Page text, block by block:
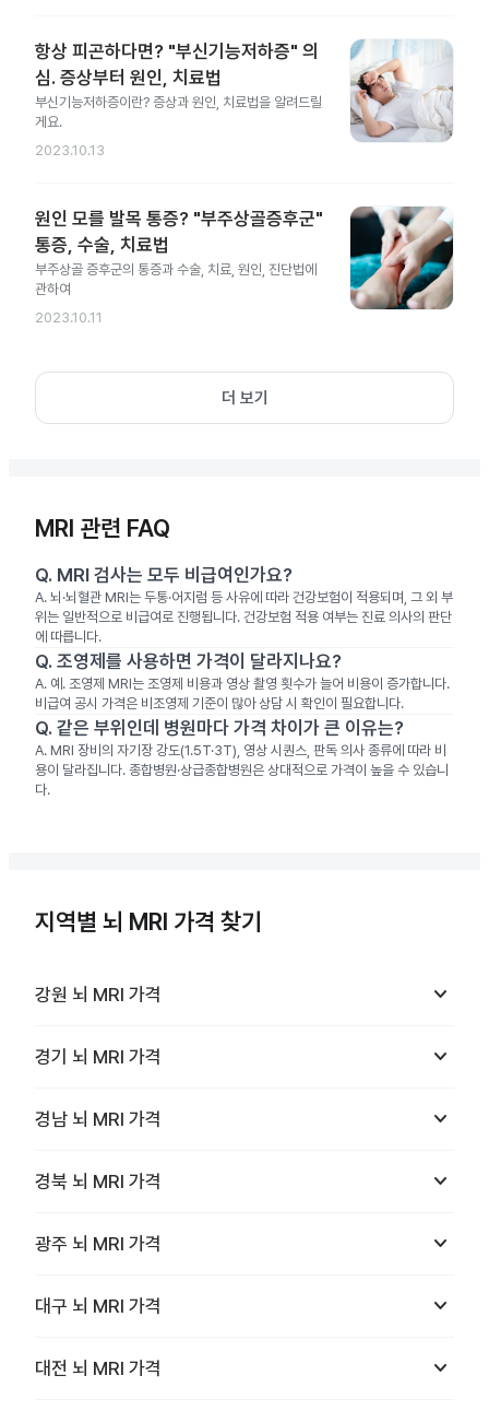
항상 피곤하다면? "부신기능저하증" 의
심. 증상부터 원인, 치료법
부신기능저하증이란? 증상과 원인, 치료법을 알려드릴
게요.
2023.10.13
원인 모를 발목 통증? "부주상골증후군"
통증, 수술, 치료법
부주상골 증후군의 통증과 수술, 치료, 원인, 진단법에
관하여
2023.10.11
더 보기
MRI 관련 FAQ
Q. MRI 검사는 모두 비급여인가요?
A. 뇌·뇌혈관 MRI는 두통·어지럼 등 사유에 따라 건강보험이 적용되며, 그 외 부
위는 일반적으로 비급여로 진행됩니다. 건강보험 적용 여부는 진료 의사의 판단
에 따릅니다.
Q. 조영제를 사용하면 가격이 달라지나요?
A. 예. 조영제 MRI는 조영제 비용과 영상 촬영 횟수가 늘어 비용이 증가합니다.
비급여 공시 가격은 비조영제 기준이 많아 상담 시 확인이 필요합니다.
Q. 같은 부위인데 병원마다 가격 차이가 큰 이유는?
A. MRI 장비의 자기장 강도(1.5T·3T), 영상 시퀀스, 판독 의사 종류에 따라 비
용이 달라집니다. 종합병원·상급종합병원은 상대적으로 가격이 높을 수 있습니
다.
지역별 뇌 MRI 가격 찾기
강원 뇌 MRI 가격 keyboard_arrow_down
경기 뇌 MRI 가격 keyboard_arrow_down
경남 뇌 MRI 가격 keyboard_arrow_down
경북 뇌 MRI 가격 keyboard_arrow_down
광주 뇌 MRI 가격 keyboard_arrow_down
대구 뇌 MRI 가격 keyboard_arrow_down
대전 뇌 MRI 가격 keyboard_arrow_down